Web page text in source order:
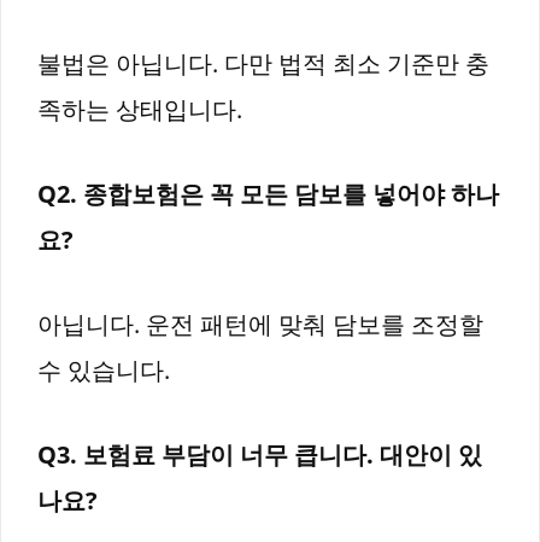
불법은 아닙니다. 다만 법적 최소 기준만 충
족하는 상태입니다.
Q2. 종합보험은 꼭 모든 담보를 넣어야 하나
요?
아닙니다. 운전 패턴에 맞춰 담보를 조정할
수 있습니다.
Q3. 보험료 부담이 너무 큽니다. 대안이 있
나요?